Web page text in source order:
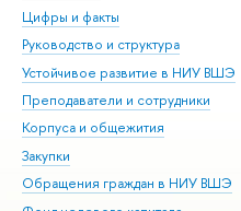
Цифры и факты
Руководство и структура
Устойчивое развитие в НИУ ВШЭ
Преподаватели и сотрудники
Корпуса и общежития
Закупки
Обращения граждан в НИУ ВШЭ